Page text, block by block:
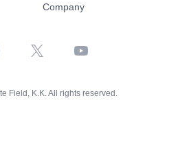
Company
X YouTube
Field, K.K. All rights reserved.